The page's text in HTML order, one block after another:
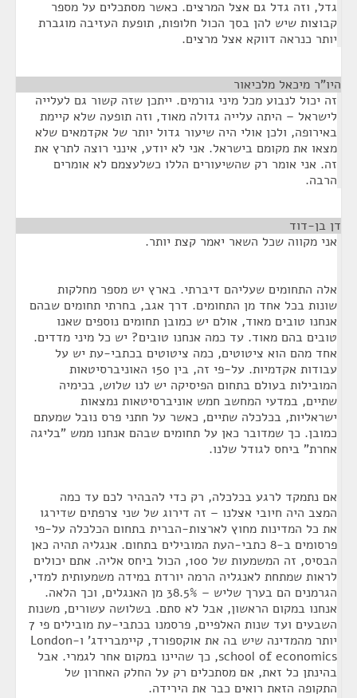
גדל, וזה גדל גם אצל המרצים. כאשר מסתכלים על מספר
קבוצות שיש להן בסך הכול חלופות, תופעת העזיבה מוגברת
יותר כנראה דווקא אצל מרצים.
היו"ר מיכאל מלכיאור
זה יכול לנבוע מכל מיני גורמים. ייתכן שזה קשור גם לעלייה
לישראל – היתה עלייה גדולה מאוד, וזה תופעה שלא קיימת
באירופה, ולכן אולי היה שיעור גדול יותר של אקדמאים שלא
מצאו את מקומם בישראל. אני לא יודע, אינני רוצה לתרץ את
זה. אני אומר רק שהשיעורים הללו כשלעצמם לא אומרים
הרבה.
דן בן-דוד
אני מקווה שכל השאר יאמר קצת יותר.
אלה התחומים שעליהם דיברתי. בארץ יש מספר מחלקות
שונות בכל אחד מן התחומים. דרך אגב, בחרתי תחומים שבהם
אנחנו טובים מאוד, אולם יש כמובן תחומים נוספים שאנו
טובים בהם מאוד. עד כמה אנחנו טובים? יש כל מיני מדדים.
אחד מהם הוא ציטוטים, כמה ציטוטים בכתבי-עת יש על
עבודות אקדמיות. על-פי זה, בין 150 האוניברסיטאות
המובילות בעולם בתחום הפיסיקה יש לנו שלוש, בכימיה
שתיים, במדעי המחשב חמש אוניברסיטאות נמצאות
ישראליות, בכלכלה שתיים, כאשר על חתני פרס נובל שמעתם
כמובן. כך שמדובר כאן על תחומים שבהם אנחנו ממש "בליגה
אחרת" ביחס לגודל שלנו.
אם נתמקד לרגע בכלכלה, רק כדי להבהיר לכם עד כמה
המצב היה חיובי אצלנו – זה דירוג של שני צרפתים שדירגו
את כל המדינות מחוץ לארצות-הברית בתחום הכלכלה על-פי
פרסומים ב-8 כתבי-העת המובילים בתחום. אנגליה תהיה כאן
הבסיס, זה המשמעות של 100, הכול ביחס אליה. אתם יכולים
לראות שמתחת לאנגליה הרמה יורדת במידה משמעותית למדי,
הגרמנים הם בערך שליש – 38.5% מן האנגלים, וכך הלאה.
אנחנו במקום הראשון, אבל לא סתם. בשלושה עשורים, משנות
השבעים ועד שנות האלפיים, פרסמנו בכתבי-עת מובילים פי 7
יותר מהמדינה שיש בה את אוקספורד, קיימברידג' ו-London
school of economics, כך שהיינו במקום אחר לגמרי. אבל
בהינתן כל זאת, אם מסתכלים רק על החלק האחרון של
התקופה הזאת רואים כבר את הירידה.